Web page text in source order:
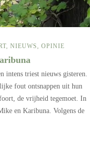
NIEUWS OPINIE
intens triest nieuws gisteren.
fout ontsnappen uit hun
de vrijheid tegemoet. In
en Karibuna. Volgens de